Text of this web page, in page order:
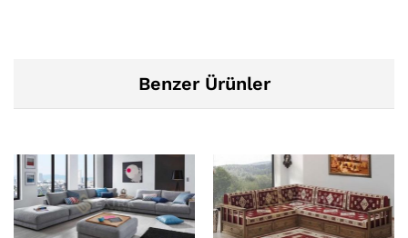
Benzer Ürünler